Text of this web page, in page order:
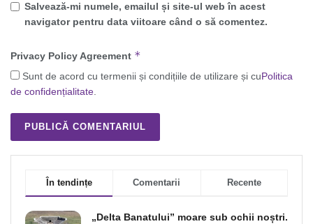
Salvează-mi numele, emailul și site-ul web în acest
navigator pentru data viitoare când o să comentez.
Privacy Policy Agreement *
Sunt de acord cu termenii și condițiile de utilizare și cuPolitica
de confidențialitate.
În tendințe Comentarii Recente
„Delta Banatului” moare sub ochii noștri.